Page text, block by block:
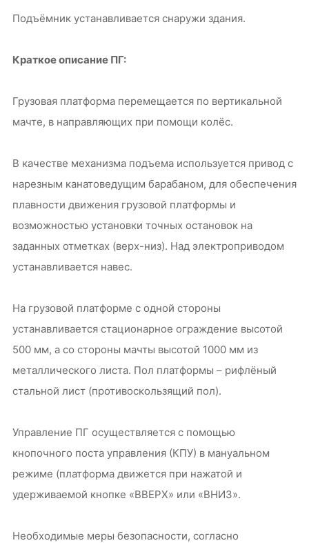
Подъёмник устанавливается снаружи здания.
Краткое описание ПГ:
Грузовая платформа перемещается по вертикальной
мачте, в направляющих при помощи колёс.
В качестве механизма подъема используется привод с
нарезным канатоведущим барабаном, для обеспечения
плавности движения грузовой платформы и
возможностью установки точных остановок на
заданных отметках (верх-низ). Над электроприводом
устанавливается навес.
На грузовой платформе с одной стороны
устанавливается стационарное ограждение высотой
500 мм, а со стороны мачты высотой 1000 мм из
металлического листа. Пол платформы – рифлёный
стальной лист (противоскользящий пол).
Управление ПГ осуществляется с помощью
кнопочного поста управления (КПУ) в мануальном
режиме (платформа движется при нажатой и
удерживаемой кнопке «ВВЕРХ» или «ВНИЗ».
Необходимые меры безопасности, согласно